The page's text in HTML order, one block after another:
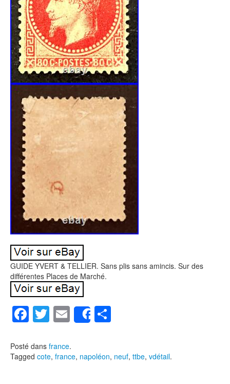
GUIDE YVERT & TELLIER. Sans plis sans amincis. Sur des
différentes Places de Marché.
F
c
e
T
tt
er
E
m
ail
Share
g
Posté dans france.
Tagged cote, france, napoléon, neuf, ttbe, vdétail.